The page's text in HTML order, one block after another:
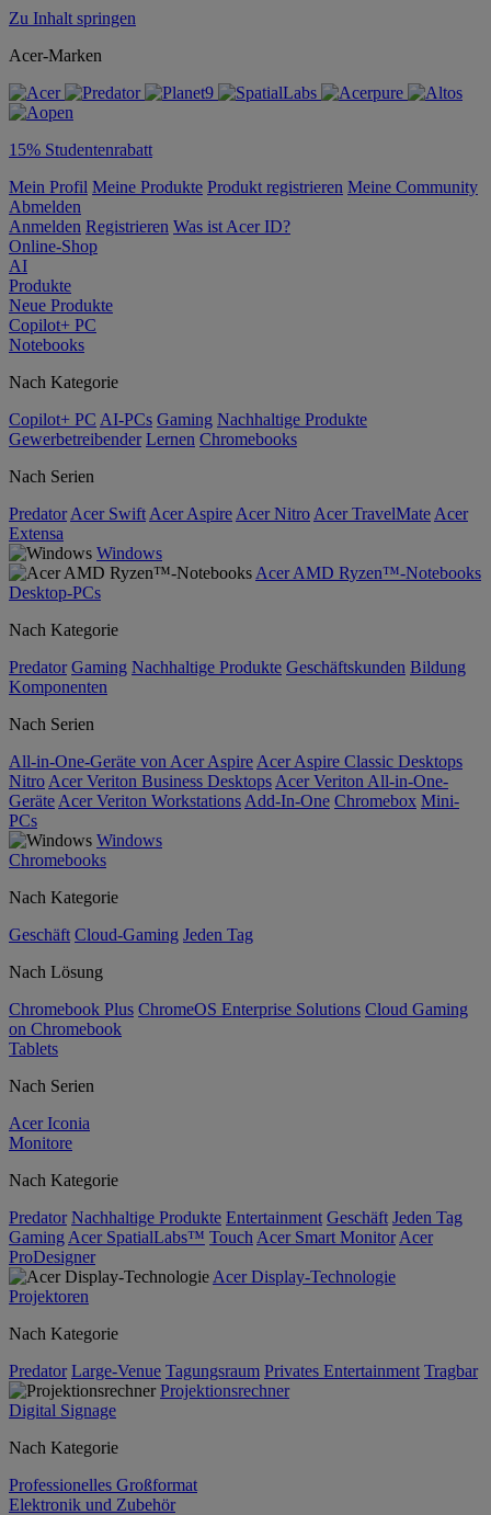
Zu Inhalt springen
Acer-Marken
15% Studentenrabatt
Mein Profil Meine Produkte Produkt registrieren Meine Community
Abmelden
Anmelden Registrieren Was ist Acer ID?
Online-Shop
AI
Produkte
Neue Produkte
Copilot+ PC
Notebooks
Nach Kategorie
Copilot+ PC AI-PCs Gaming Nachhaltige Produkte
Gewerbetreibender Lernen Chromebooks
Nach Serien
Predator Acer Swift Acer Aspire Acer Nitro Acer TravelMate Acer
Extensa
Windows
Acer AMD Ryzen™-Notebooks
Desktop-PCs
Nach Kategorie
Predator Gaming Nachhaltige Produkte Geschäftskunden Bildung
Komponenten
Nach Serien
All-in-One-Geräte von Acer Aspire Acer Aspire Classic Desktops
Nitro Acer Veriton Business Desktops Acer Veriton All-in-One-
Geräte Acer Veriton Workstations Add-In-One Chromebox Mini-
PCs
Windows
Chromebooks
Nach Kategorie
Geschäft Cloud-Gaming Jeden Tag
Nach Lösung
Chromebook Plus ChromeOS Enterprise Solutions Cloud Gaming
on Chromebook
Tablets
Nach Serien
Acer Iconia
Monitore
Nach Kategorie
Predator Nachhaltige Produkte Entertainment Geschäft Jeden Tag
Gaming Acer SpatialLabs™ Touch Acer Smart Monitor Acer
ProDesigner
Acer Display-Technologie
Projektoren
Nach Kategorie
Predator Large-Venue Tagungsraum Privates Entertainment Tragbar
Projektionsrechner
Digital Signage
Nach Kategorie
Professionelles Großformat
Elektronik und Zubehör